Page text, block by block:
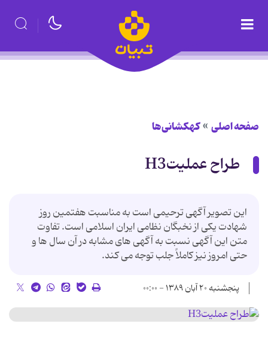
صفحه اصلی کهکشانی‌ها
طراح عملیتH3
این تصویر آگهی ترحیمی است به مناسبت هفتمین روز
شهادت یکی از نخبگان نظامی ایران اسلامی است. تفاوت
متن این آگهی نسبت به آگهی های مشابه در آن سال ها و
حتی امروز نیز کاملاً جلب توجه می کند.
پنجشنبه ۲۰ آبان ۱۳۸۹ - ۰۰:۰۰